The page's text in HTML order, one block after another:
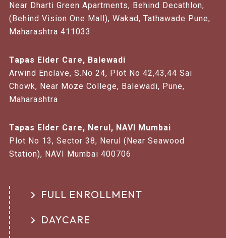
Near Dharti Green Apartments, Behind Decathlon,
(Behind Vision One Mall), Wakad, Tathawade Pune,
Maharashtra 411033
Tapas Elder Care, Balewadi
Arwind Enclave, S.No 24, Plot No 42,43,44 Sai
Chowk, Near Moze College, Balewadi, Pune,
Maharashtra
Tapas Elder Care, Nerul, NAVI Mumbai
Plot No 13, Sector 38, Nerul (Near Seawood
Station), NAVI Mumbai 400706
FULL ENROLLMENT
DAYCARE